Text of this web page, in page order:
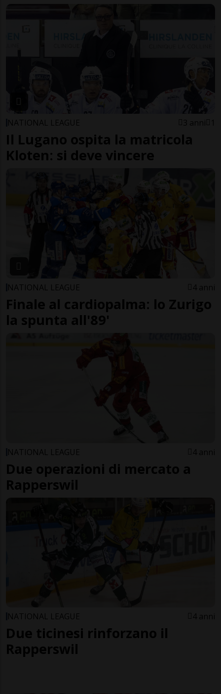
NATIONAL LEAGUE 3 anni 1
Il Lugano ospita la matricola
Kloten: si deve vincere
NATIONAL LEAGUE 4 anni
Finale al cardiopalma: lo Zurigo
la spunta all'89'
NATIONAL LEAGUE 4 anni
Due operazioni di mercato a
Rapperswil
NATIONAL LEAGUE 4 anni
Due ticinesi rinforzano il
Rapperswil